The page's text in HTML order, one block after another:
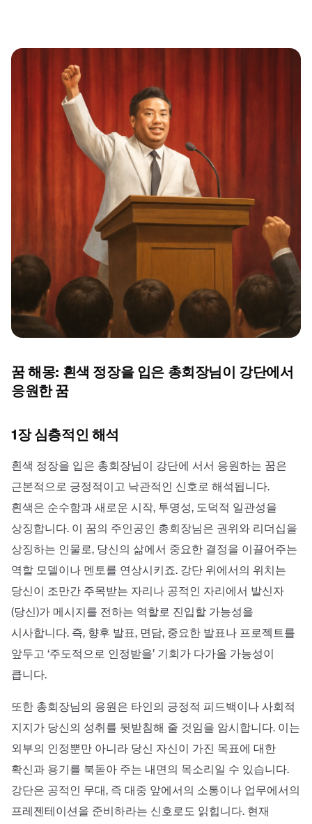
꿈 해몽: 흰색 정장을 입은 총회장님이 강단에서
응원한 꿈
1장 심층적인 해석
흰색 정장을 입은 총회장님이 강단에 서서 응원하는 꿈은
근본적으로 긍정적이고 낙관적인 신호로 해석됩니다.
흰색은 순수함과 새로운 시작, 투명성, 도덕적 일관성을
상징합니다. 이 꿈의 주인공인 총회장님은 권위와 리더십을
상징하는 인물로, 당신의 삶에서 중요한 결정을 이끌어주는
역할 모델이나 멘토를 연상시키죠. 강단 위에서의 위치는
당신이 조만간 주목받는 자리나 공적인 자리에서 발신자
(당신)가 메시지를 전하는 역할로 진입할 가능성을
시사합니다. 즉, 향후 발표, 면담, 중요한 발표나 프로젝트를
앞두고 ‘주도적으로 인정받을’ 기회가 다가올 가능성이
큽니다.
또한 총회장님의 응원은 타인의 긍정적 피드백이나 사회적
지지가 당신의 성취를 뒷받침해 줄 것임을 암시합니다. 이는
외부의 인정뿐만 아니라 당신 자신이 가진 목표에 대한
확신과 용기를 북돋아 주는 내면의 목소리일 수 있습니다.
강단은 공적인 무대, 즉 대중 앞에서의 소통이나 업무에서의
프레젠테이션을 준비하라는 신호로도 읽힙니다. 현재